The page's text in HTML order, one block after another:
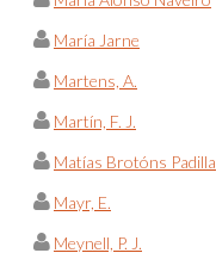
María Jarne
Martens, A.
Martín, F. J.
Matías Brotóns Padilla
Mayr, E.
Meynell, P. J.